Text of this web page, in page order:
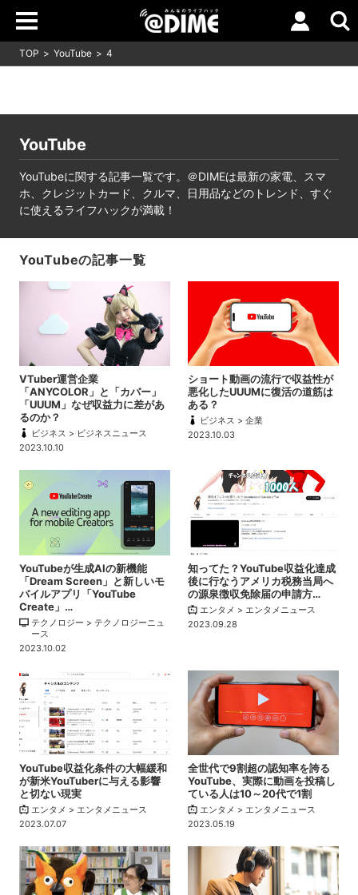
TOP YouTube 4
YouTube
YouTubeに関する記事一覧です。＠DIMEは最新の家電、スマ
ホ、クレジットカード、クルマ、日用品などのトレンド、すぐ
に使えるライフハックが満載！
YouTubeの記事一覧
VTuber運営企業
「ANYCOLOR」と「カバー」
「UUUM」なぜ収益力に差があ
るのか？
ビジネス > ビジネスニュース
2023.10.10
ショート動画の流行で収益性が
悪化したUUUMに復活の道筋は
ある？
ビジネス > 企業
2023.10.03
YouTubeが生成AIの新機能
「Dream Screen」と新しいモ
バイルアプリ「YouTube
Create」…
テクノロジー > テクノロジーニュ
ース
2023.10.02
知ってた？YouTube収益化達成
後に行なうアメリカ税務当局へ
の源泉徴収免除届の申請方…
エンタメ > エンタメニュース
2023.09.28
YouTube収益化条件の大幅緩和
が新米YouTuberに与える影響
と切ない現実
エンタメ > エンタメニュース
2023.07.07
全世代で9割超の認知率を誇る
YouTube、実際に動画を投稿し
ている人は10～20代で1割
エンタメ > エンタメニュース
2023.05.19